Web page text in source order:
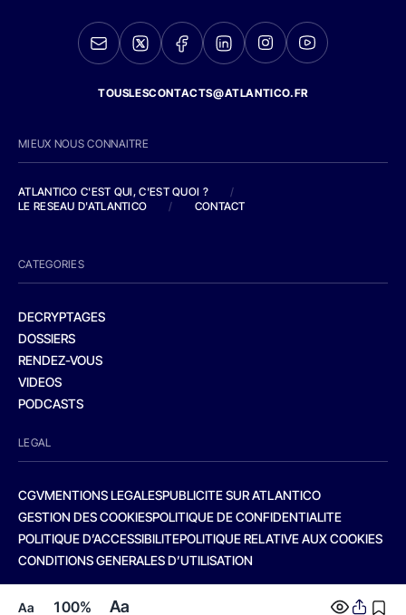
Aa 100% Aa
TOUSLESCONTACTS@ATLANTICO.FR
MIEUX NOUS CONNAITRE
ATLANTICO C'EST QUI, C'EST QUOI ?
/
LE RESEAU D'ATLANTICO
/ CONTACT
CATEGORIES
DECRYPTAGES
DOSSIERS
RENDEZ-VOUS
VIDEOS
PODCASTS
LEGAL
CGVMENTIONS LEGALESPUBLICITE SUR ATLANTICO
GESTION DES COOKIESPOLITIQUE DE CONFIDENTIALITE
POLITIQUE D’ACCESSIBILITEPOLITIQUE RELATIVE AUX COOKIES
CONDITIONS GENERALES D’UTILISATION